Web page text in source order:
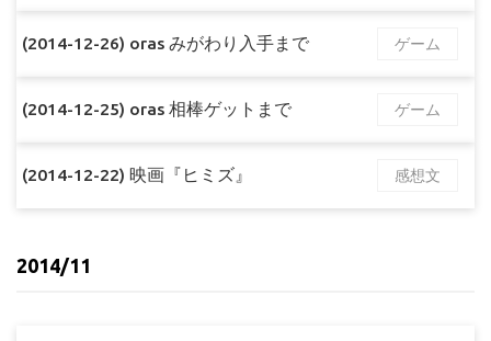
(2014-12-26) oras みがわり入手まで ゲーム
(2014-12-25) oras 相棒ゲットまで ゲーム
(2014-12-22) 映画『ヒミズ』 感想文
2014/11